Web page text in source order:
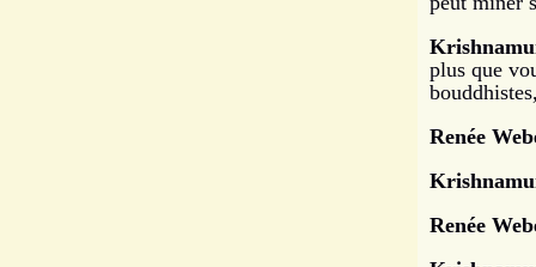
plus que
Renée
Renée